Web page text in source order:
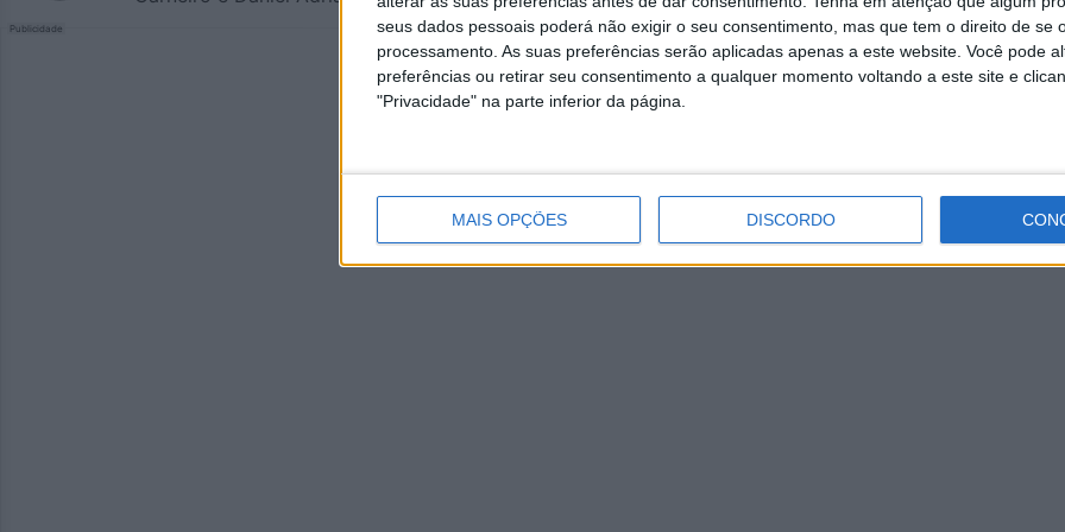
seus dados pessoais poderá não exigir o seu consentimento, mas que tem o direito de se
processamento. As suas preferências serão aplicadas apenas a este website. Você pode
preferências ou retirar seu consentimento a qualquer momento voltando a este site e
"Privacidade" na parte inferior da página.
MAIS OPÇÕES DISCORDO
Publicidade